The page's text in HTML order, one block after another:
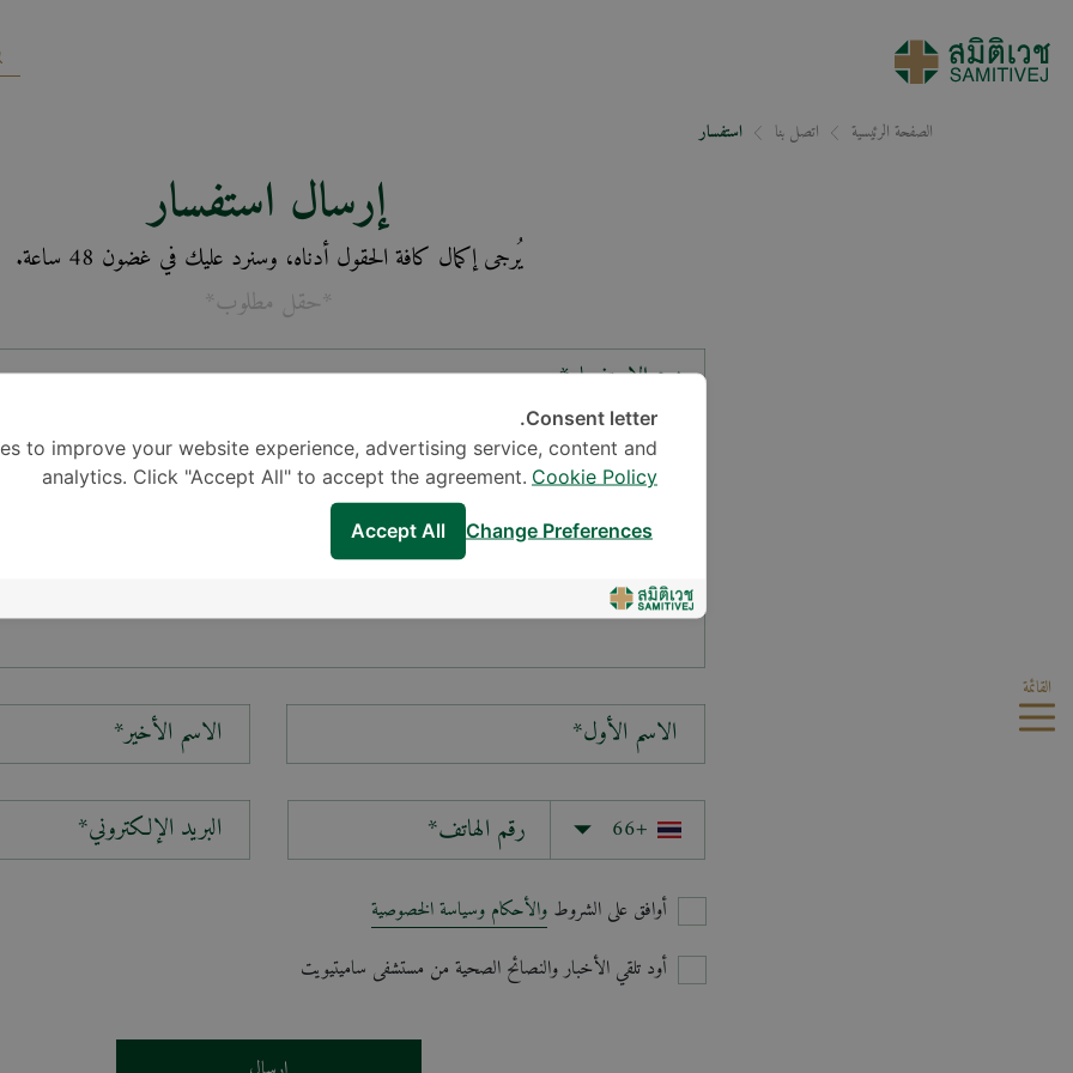
القائمة
الصفحة الرئيسية اتصل بنا استفسار
إرسال استفسار
يُرجى إكمال كافة الحقول أدناه، وسنرد عليك في غضون 48 ساعة.
*حقل مطلوب*
نوع الاستفسار*
الموقع*
الاسم الأول* الاسم الأخير*
البريد الإلكتروني*
أوافق على الشروط والأحكام وسياسة الخصوصية
أود تلقي الأخبار والنصائح الصحية من مستشفى ساميتيويت
Consent letter.
to improve your website experience, advertising service, content and
analytics. Click "Accept All" to accept the agreement. Cookie Policy
Accept All Change Preferences